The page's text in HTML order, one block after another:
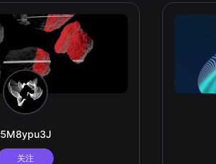
5M8ypu3J
关注